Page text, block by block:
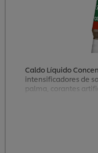
Caldo Líquido
intensificadores de
palma, corantes